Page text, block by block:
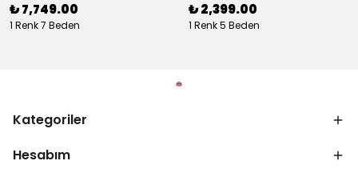
₺ 7,749.00
1 Renk 7 Beden
₺ 2,399.00
1 Renk 5 Beden
Kategoriler
Hesabım